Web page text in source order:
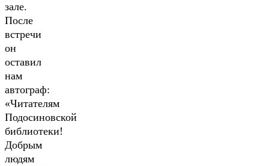
зале.
После
встречи
он
оставил
нам
автограф:
«Читателям
Подосиновской
библиотеки!
Добрым
людям